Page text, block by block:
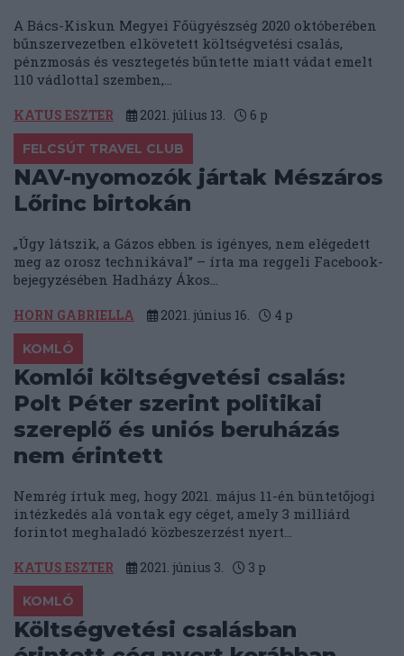
A Bács-Kiskun Megyei Főügyészség 2020 októberében
bűnszervezetben elkövetett költségvetési csalás,
pénzmosás és vesztegetés bűntette miatt vádat emelt
110 vádlottal szemben,...
KATUS ESZTER 2021. július 13. 6 p
FELCSÚT TRAVEL CLUB
NAV-nyomozók jártak Mészáros
Lőrinc birtokán
„Úgy látszik, a Gázos ebben is igényes, nem elégedett
meg az orosz technikával” – írta ma reggeli Facebook-
bejegyzésében Hadházy Ákos...
HORN GABRIELLA 2021. június 16. 4 p
KOMLÓ
Komlói költségvetési csalás:
Polt Péter szerint politikai
szereplő és uniós beruházás
nem érintett
Nemrég írtuk meg, hogy 2021. május 11-én büntetőjogi
intézkedés alá vontak egy céget, amely 3 milliárd
forintot meghaladó közbeszerzést nyert...
KATUS ESZTER 2021. június 3. 3 p
KOMLÓ
Költségvetési csalásban